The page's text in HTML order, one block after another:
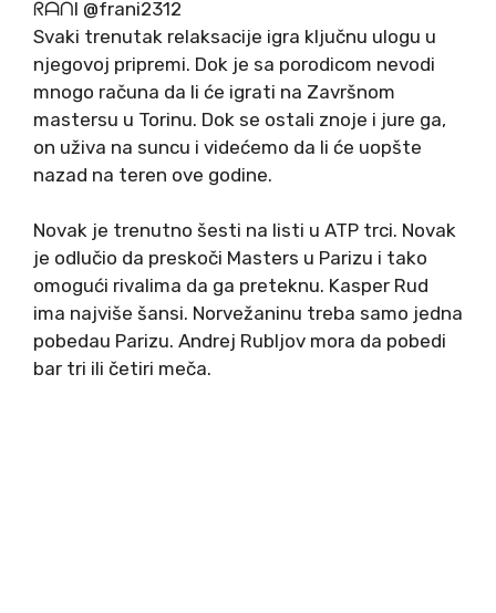
ᖇᗩᑎI @frani2312
Svaki trenutak relaksacije igra ključnu ulogu u
njegovoj pripremi. Dok je sa porodicom nevodi
mnogo računa da li će igrati na Završnom
mastersu u Torinu. Dok se ostali znoje i jure ga,
on uživa na suncu i videćemo da li će uopšte
nazad na teren ove godine.
Novak je trenutno šesti na listi u ATP trci. Novak
je odlučio da preskoči Masters u Parizu i tako
omogući rivalima da ga preteknu. Kasper Rud
ima najviše šansi. Norvežaninu treba samo jedna
pobedau Parizu. Andrej Rubljov mora da pobedi
bar tri ili četiri meča.